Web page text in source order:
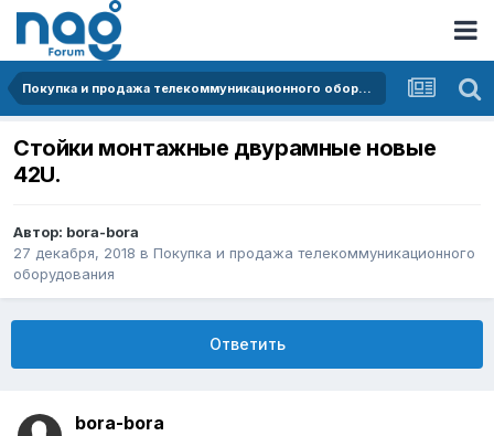
Покупка и продажа телекоммуникационного оборудования
Стойки монтажные двурамные новые
42U.
Автор: bora-bora
27 декабря, 2018 в Покупка и продажа телекоммуникационного
оборудования
Ответить
bora-bora